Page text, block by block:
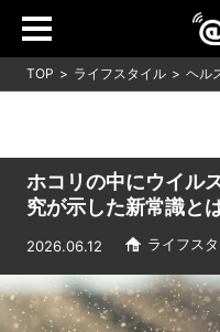
TOP ライフスタイル ヘル
ホコリの中にウイル
究が示した新常識と
2026.06.12 ライフス